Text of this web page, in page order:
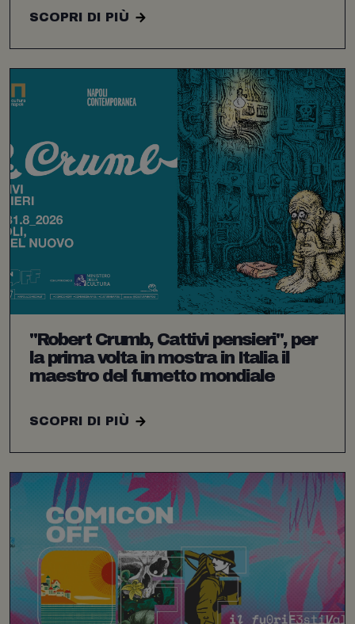
SCOPRI DI PIÙ
"Robert Crumb, Cattivi pensieri", per
la prima volta in mostra in Italia il
maestro del fumetto mondiale
SCOPRI DI PIÙ